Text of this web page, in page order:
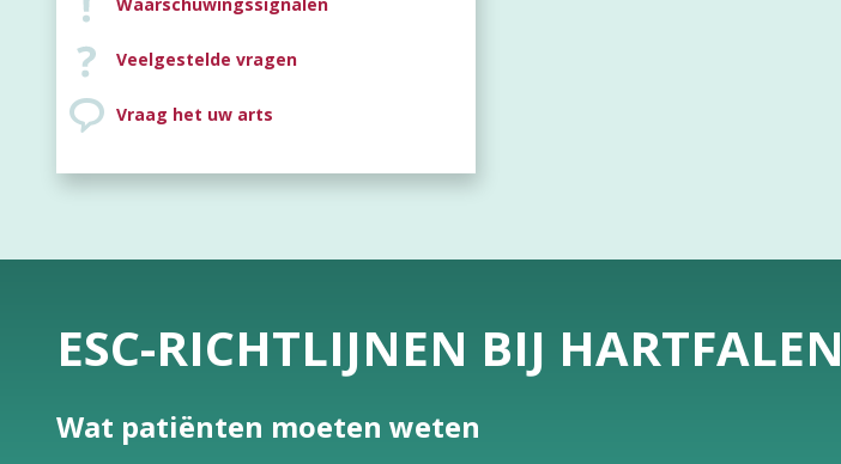
Veelgestelde vragen
Vraag het uw arts
ESC-RICHTLIJNEN BIJ HARTFALEN
Wat patiënten moeten weten